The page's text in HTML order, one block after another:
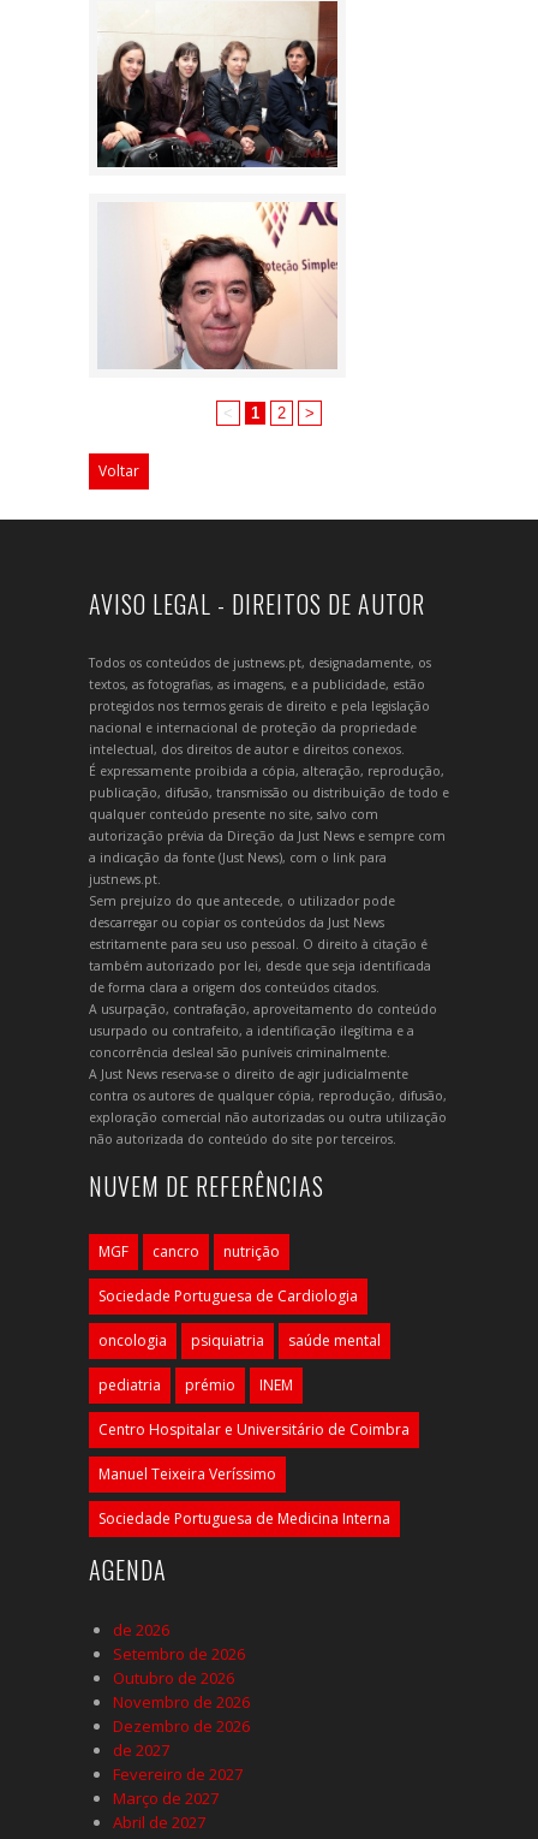
< 1 2 >
Voltar
AVISO LEGAL - DIREITOS DE AUTOR
Todos os conteúdos de justnews.pt, designadamente, os
textos, as fotografias, as imagens, e a publicidade, estão
protegidos nos termos gerais de direito e pela legislação
nacional e internacional de proteção da propriedade
intelectual, dos direitos de autor e direitos conexos.
É expressamente proibida a cópia, alteração, reprodução,
publicação, difusão, transmissão ou distribuição de todo e
qualquer conteúdo presente no site, salvo com
autorização prévia da Direção da Just News e sempre com
a indicação da fonte (Just News), com o link para
justnews.pt.
Sem prejuízo do que antecede, o utilizador pode
descarregar ou copiar os conteúdos da Just News
estritamente para seu uso pessoal. O direito à citação é
também autorizado por lei, desde que seja identificada
de forma clara a origem dos conteúdos citados.
A usurpação, contrafação, aproveitamento do conteúdo
usurpado ou contrafeito, a identificação ilegítima e a
concorrência desleal são puníveis criminalmente.
A Just News reserva-se o direito de agir judicialmente
contra os autores de qualquer cópia, reprodução, difusão,
exploração comercial não autorizadas ou outra utilização
não autorizada do conteúdo do site por terceiros.
NUVEM DE REFERÊNCIAS
MGF cancro nutrição
Sociedade Portuguesa de Cardiologia
oncologia psiquiatria saúde mental
pediatria prémio INEM
Centro Hospitalar e Universitário de Coimbra
Manuel Teixeira Veríssimo
Sociedade Portuguesa de Medicina Interna
AGENDA
de 2026
Setembro de 2026
Outubro de 2026
Novembro de 2026
Dezembro de 2026
de 2027
Fevereiro de 2027
Março de 2027
Abril de 2027